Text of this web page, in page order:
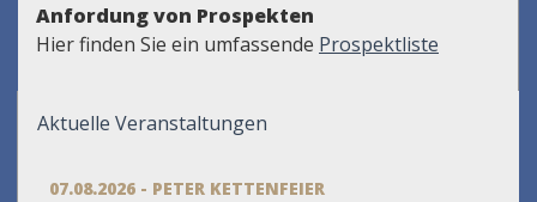
Anfordung von Prospekten
Hier finden Sie ein umfassende Prospektliste
Aktuelle Veranstaltungen
07.08.2026 - PETER KETTENFEIER